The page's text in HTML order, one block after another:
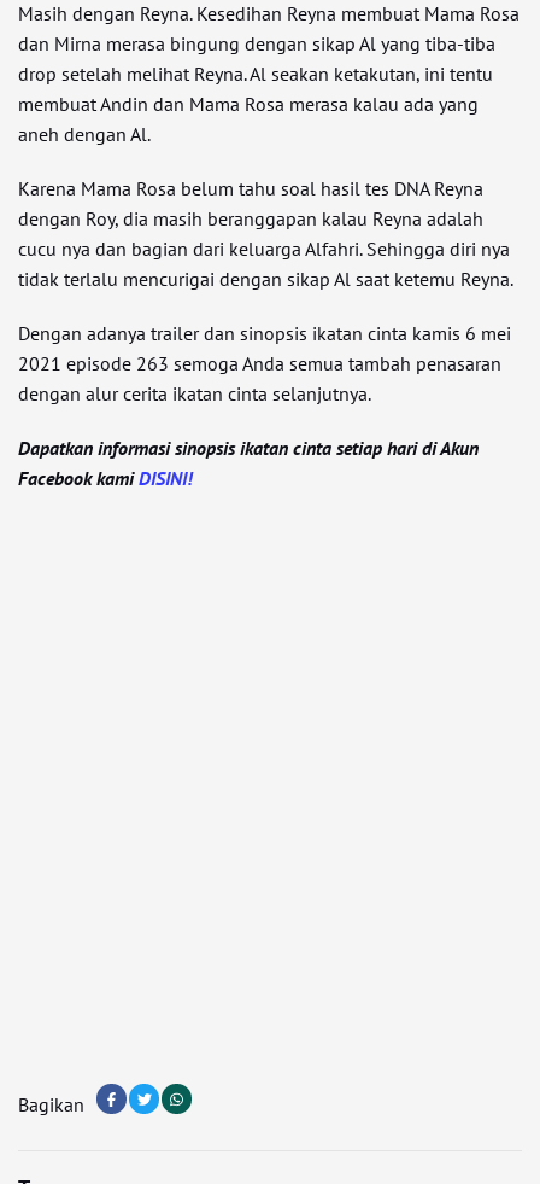
Masih dengan Reyna. Kesedihan Reyna membuat Mama Rosa
dan Mirna merasa bingung dengan sikap Al yang tiba-tiba
drop setelah melihat Reyna. Al seakan ketakutan, ini tentu
membuat Andin dan Mama Rosa merasa kalau ada yang
aneh dengan Al.
Karena Mama Rosa belum tahu soal hasil tes DNA Reyna
dengan Roy, dia masih beranggapan kalau Reyna adalah
cucu nya dan bagian dari keluarga Alfahri. Sehingga diri nya
tidak terlalu mencurigai dengan sikap Al saat ketemu Reyna.
Dengan adanya trailer dan sinopsis ikatan cinta kamis 6 mei
2021 episode 263 semoga Anda semua tambah penasaran
dengan alur cerita ikatan cinta selanjutnya.
Dapatkan informasi sinopsis ikatan cinta setiap hari di Akun
Facebook kamiDISINI!
Bagikan